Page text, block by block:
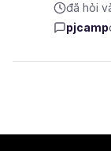
đã hỏi
pjcamp